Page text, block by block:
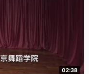
02:38